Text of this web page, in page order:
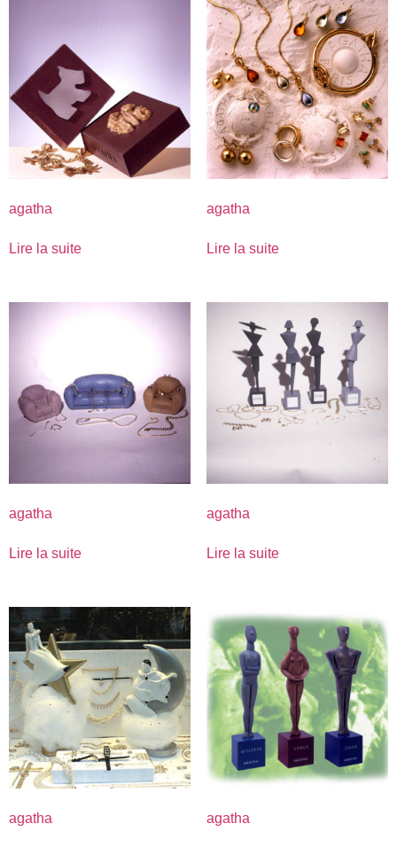
agatha
Lire la suite
agatha
Lire la suite
agatha
Lire la suite
agatha
Lire la suite
agatha agatha